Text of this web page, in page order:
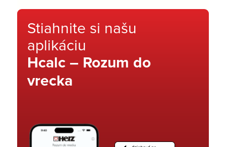
Stiahnite si našu
aplikáciu
Hcalc – Rozum do
vrecka